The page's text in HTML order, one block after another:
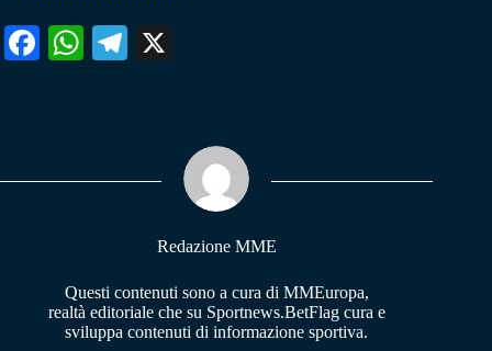
Fa W
pp
Te
m
Redazione MME
Questi contenuti sono a cura di MMEuropa,
realtà editoriale che su Sportnews.BetFlag cura e
sviluppa contenuti di informazione sportiva.